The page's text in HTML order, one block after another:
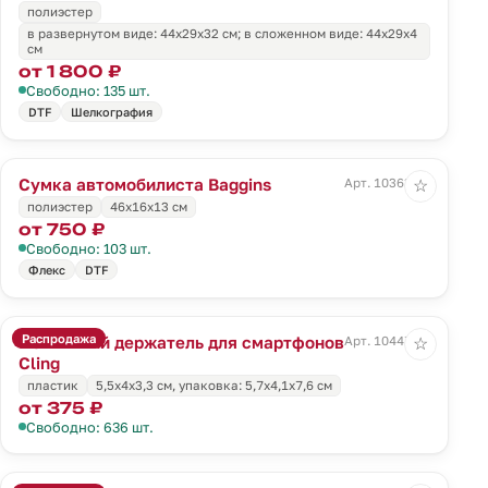
полиэстер
в развернутом виде: 44х29х32 см; в сложенном виде: 44х29х4
см
от 1 800 ₽
Свободно: 135 шт.
DTF Шелкография
Сумка автомобилиста Baggins
Арт. 10363.30
полиэстер
46x16x13 см
от 750 ₽
Свободно: 103 шт.
Флекс DTF
☆
Распродажа
Магнитный держатель для смартфонов
Cling
Арт. 10447.10
пластик 5,5х4х3,3 см, упаковка: 5,7х4,1х7,6 см
от 375 ₽
Свободно: 636 шт.
☆